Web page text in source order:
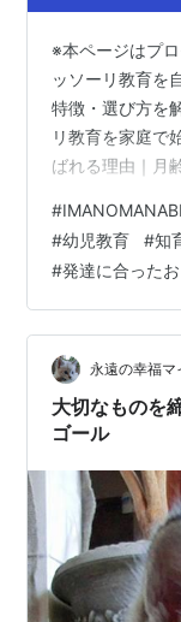
※本ページはプ
ッソーリ教育を
特徴・選び方を
リ教育を家庭で
ばれる理由｜月
MANABIはこん
初めて知育に取
る人 教材選びに
を整えたい人
点 メリット 注
#IMANOMANABI
#幼児教育 #知
#発達に合った
永遠の幸福
大切なものを
ゴール